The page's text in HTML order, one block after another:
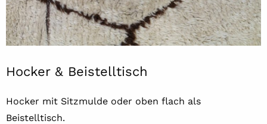
Hocker & Beistelltisch
Hocker mit Sitzmulde oder oben flach als
Beistelltisch.